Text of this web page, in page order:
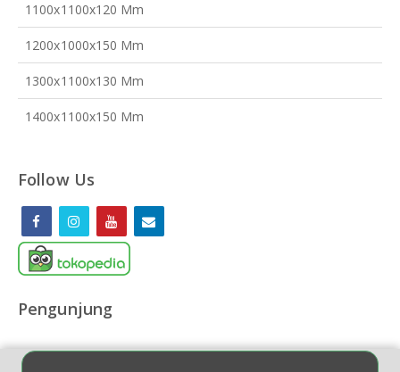
1100x1100x120 Mm
1200x1000x150 Mm
1300x1100x130 Mm
1400x1100x150 Mm
Follow Us
Pengunjung